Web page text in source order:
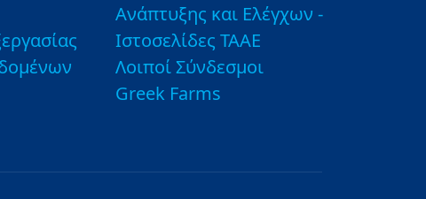
Ανάπτυξης και Ελέγχων -
Ιστοσελίδες ΤΑΑΕ
Λοιποί Σύνδεσμοι
Greek Farms